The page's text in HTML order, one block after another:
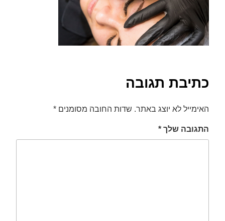
font_download סמן קישורים
לאפס
את
cached
כתיבת תגובה
האימייל לא יוצג באתר. שדות החובה מסומנים *
התגובה שלך *